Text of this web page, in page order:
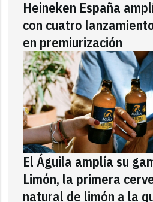
Heineken España
con cuatro
en premiurización
El Águila amplía su
Limón, la primera
natural de limón a la